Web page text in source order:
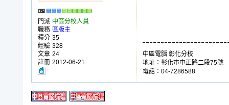
門派 中區分校人員
職務 區版主
積分 35
經驗 328
文章 24
註冊 2012-06-21
中區電腦 彰化分校
地址：彰化市中正路二段75號
電話：04-7286588